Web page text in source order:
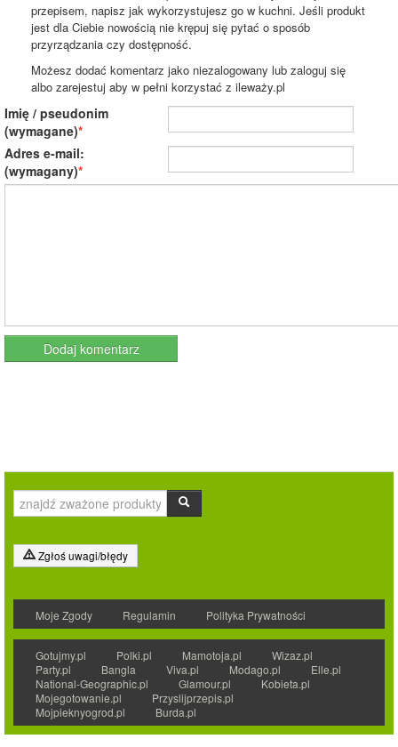
przepisem, napisz jak wykorzystujesz go w kuchni. Jeśli produkt
jest dla Ciebie nowością nie krępuj się pytać o sposób
przyrządzania czy dostępność.
Możesz dodać komentarz jako niezalogowany lub zaloguj się
albo zarejestuj aby w pełni korzystać z ileważy.pl
Imię / pseudonim
(wymagane)
Adres e-mail:
(wymagany)
Zgłoś uwagi/błędy
Moje Zgody Regulamin Polityka Prywatności
Gotujmy.pl Polki.pl Mamotoja.pl
Wizaz.pl
Party.pl
Bangla Viva.pl Modago.pl
Elle.pl
National-Geographic.pl
Glamour.pl
Kobieta.pl
Mojegotowanie.pl
Przyslijprzepis.pl
Mojpieknyogrod.pl
Burda.pl